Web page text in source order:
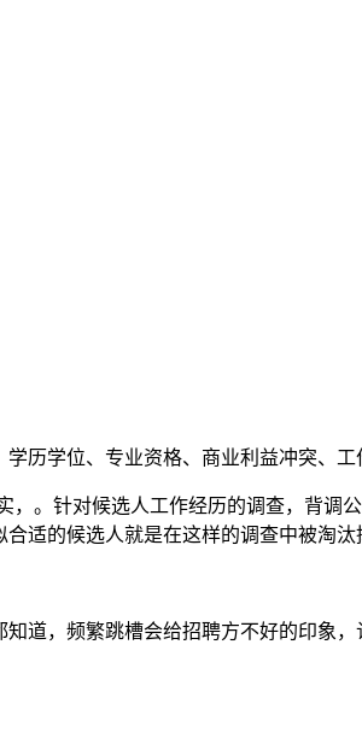
历学位、专业资格、商业利益冲突、工
。针对候选人工作经历的调查，背调
适的候选人就是在这样的调查中被淘汰
道，频繁跳槽会给招聘方不好的印象